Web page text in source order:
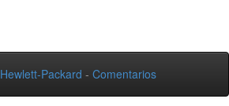
Hewlett-Packard - Comentarios